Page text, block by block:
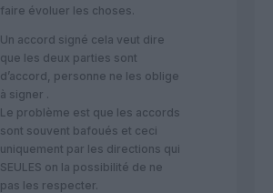
faire évoluer les choses.
Un accord signé cela veut dire
que les deux parties sont
d’accord, personne ne les oblige
à signer .
Le problème est que les accords
sont souvent bafoués et ceci
uniquement par les directions qui
SEULES on la possibilité de ne
pas les respecter.